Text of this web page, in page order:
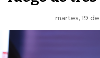
martes, 19